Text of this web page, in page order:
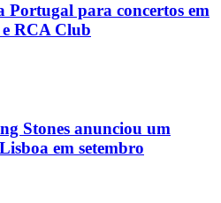
Portugal para concertos em
RCA Club
Stones anunciou um
em setembro